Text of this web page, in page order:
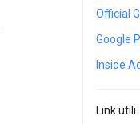
Official
Google
Inside
Link utili